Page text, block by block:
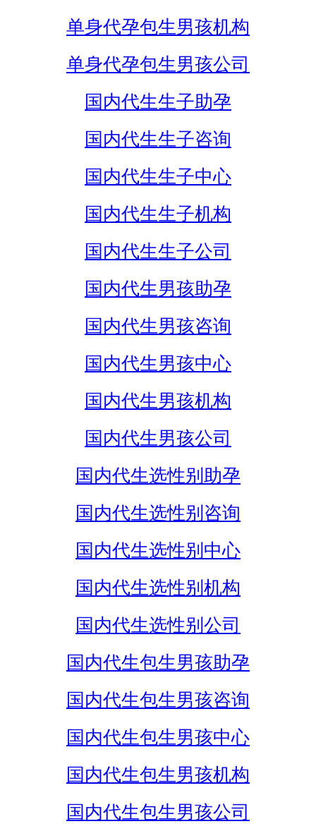
单身代孕包生男孩机构
单身代孕包生男孩公司
国内代生生子助孕
国内代生生子咨询
国内代生生子中心
国内代生生子机构
国内代生生子公司
国内代生男孩助孕
国内代生男孩咨询
国内代生男孩中心
国内代生男孩机构
国内代生男孩公司
国内代生选性别助孕
国内代生选性别咨询
国内代生选性别中心
国内代生选性别机构
国内代生选性别公司
国内代生包生男孩助孕
国内代生包生男孩咨询
国内代生包生男孩中心
国内代生包生男孩机构
国内代生包生男孩公司